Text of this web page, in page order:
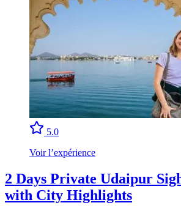
5.0
Voir l’expérience
2 Days Private Udaipur
with City Highlights